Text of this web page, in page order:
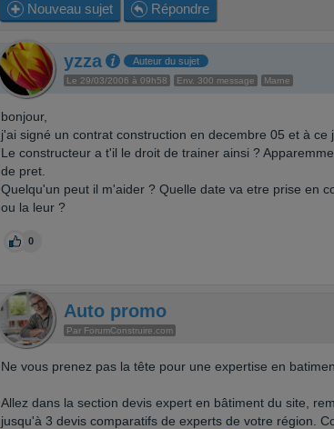
Nouveau sujet Répondre
yzza Auteur du sujet
Le 29/03/2006 à 09h58 Env. 300 message Marne
bonjour,
j'ai signé un contrat construction en decembre 05 et à ce
Le constructeur a t'il le droit de trainer ainsi ?
de pret.
Quelqu'un peut il m'aider ? Quelle date va etre prise en
ou la leur ?
0
Auto promo
Par ForumConstruire.com
Ne vous prenez pas la tête pour une expertise en
Allez dans la section devis expert en bâtiment du site,
jusqu'à 3 devis comparatifs de experts de votre région.